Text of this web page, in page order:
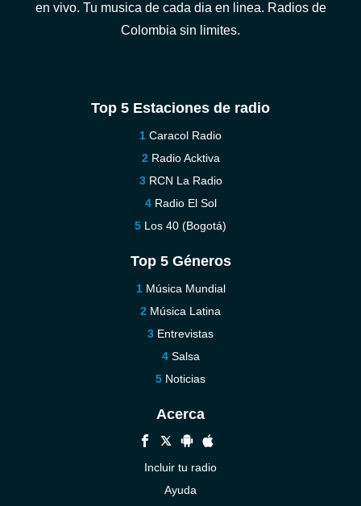
en vivo. Tu musica de cada dia en linea. Radios de
Colombia sin limites.
Top 5 Estaciones de radio
Caracol Radio
Radio Acktiva
RCN La Radio
Radio El Sol
Los 40 (Bogotá)
Top 5 Géneros
Música Mundial
Música Latina
Entrevistas
Salsa
Noticias
Acerca
Incluir tu radio
Ayuda